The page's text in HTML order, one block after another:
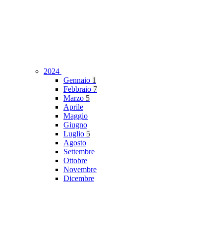
2024
Gennaio 1
Febbraio 7
Marzo 5
Aprile
Maggio
Giugno
Luglio 5
Agosto
Settembre
Ottobre
Novembre
Dicembre